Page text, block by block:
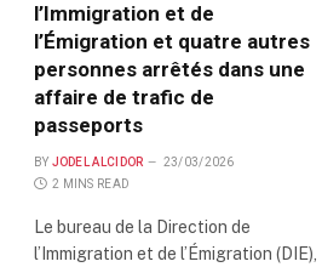
l’Immigration et de
l’Émigration et quatre autres
personnes arrêtés dans une
affaire de trafic de
passeports
BY JODEL ALCIDOR
23/03/2026
2 MINS READ
Le bureau de la Direction de
l’Immigration et de l’Émigration (DIE),